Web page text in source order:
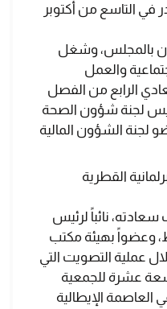
التاسع من أكتوبر
بالمجلس، وشغل
والعمل
الرابع من الفصل
لجنة شؤون الصحة
لجنة الشؤون المالية
القطرية
انتخاب سعادته، نائباً لرئيس
وعضواً بهيئة مكتب
عملية التصويت التي
عشرة للجمعية
العاصمة الإيطالية